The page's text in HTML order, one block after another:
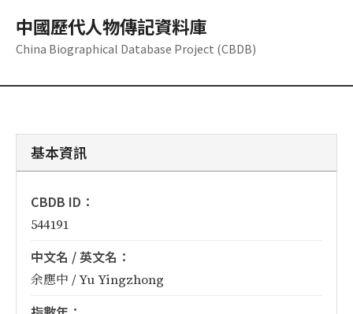
中國歷代人物傳記資料庫
China Biographical Database Project (CBDB)
基本資訊
CBDB ID：
544191
中文名 / 英文名：
余應中 / Yu Yingzhong